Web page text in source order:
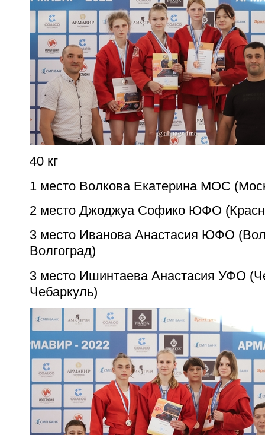
40 кг
1 место Волкова Екатерина МОС
2 место Джоджуа Софико ЮФО
3 место Иванова Анастасия ЮФО
Волгоград)
3 место Ишинтаева Анастасия УФО
Чебаркуль)